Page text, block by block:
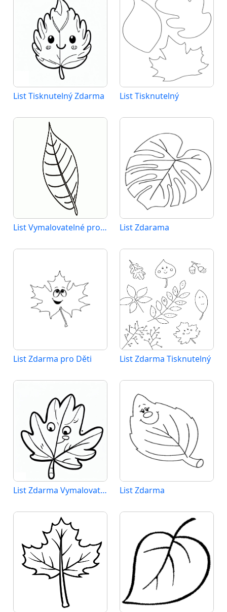
List Tisknutelný Zdarma List Tisknutelný
List Vymalovatelné pro Děti List Zdarama
List Zdarma pro Děti List Zdarma Tisknutelný
List Zdarma Vymalovatelné Obrázek List Zdarma